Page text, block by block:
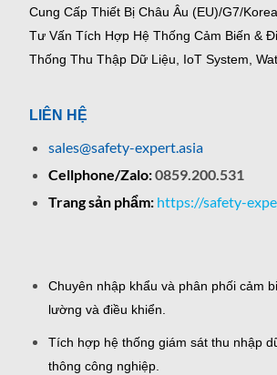
Cung Cấp Thiết Bị Châu Âu (EU)/G7/Korea.
Tư Vấn Tích Hợp Hệ Thống Cảm Biến &
Thống Thu Thập Dữ Liệu, IoT System,
LIÊN HỆ
sales@safety-expert.asia
Cellphone/Zalo:0859.200.531
Trang sản phẩm: https://safety-
Chuyên nhập khẩu và phân phối cảm
lường và điều khiển.
Tích hợp hệ thống giám sát thu nhập
thông công nghiệp.